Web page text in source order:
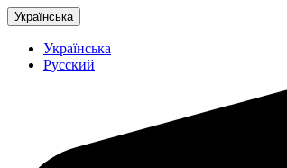
Українська
Українська
Русский